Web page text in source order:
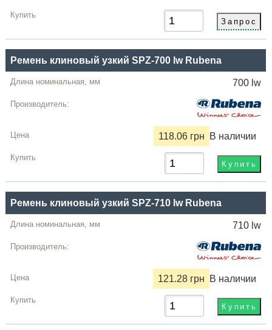
Ремень клиновый узкий SPZ-700 lw Rubena
700 lw
118.06 грн В наличии
Ремень клиновый узкий SPZ-710 lw Rubena
710 lw
121.28 грн В наличии